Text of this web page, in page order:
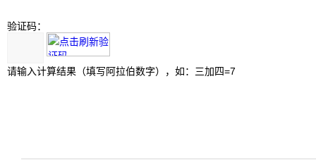
验证码：
请输入计算结果（填写阿拉伯数字），如：三加四=7